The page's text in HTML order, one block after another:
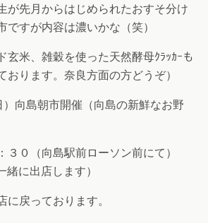
が先月からはじめられたおすそ分け
ですが内容は濃いかな（笑）
玄米、雑穀を使った天然酵母ｸﾗｯｶｰも
おります。奈良方面の方どうぞ）
向島朝市開催（向島の新鮮なお野
３０（向島駅前ローソン前にて）
緒に出店します）
に戻っております。